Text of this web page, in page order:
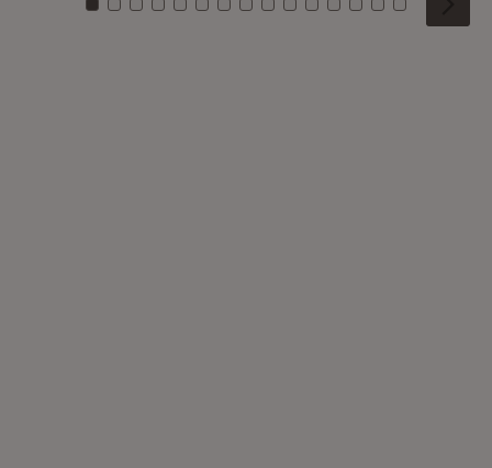
Zu Kachel: 0
Zu Kachel: 1
Zu Kachel: 2
Zu Kachel: 3
Zu Kachel: 4
Zu Kachel: 5
Zu Kachel: 6
Zu Kachel: 7
Zu Kachel: 8
Zu Kachel: 9
Zu Kachel: 10
Zu Kachel: 11
Zu Kachel: 12
Zu Kachel:
Zu